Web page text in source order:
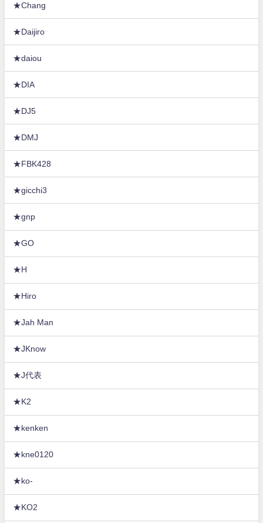
★Chang
★Daijiro
★daiou
★DIA
★DJ5
★DMJ
★FBK428
★gicchi3
★gnp
★GO
★H
★Hiro
★Jah Man
★JKnow
★J代表
★K2
★kenken
★kne0120
★ko-
★KO2